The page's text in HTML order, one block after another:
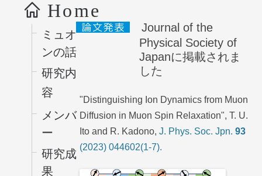
Journal of the
Physical Society of
Japanに掲載されま
した
"Distinguishing Ion Dynamics from Muon
Diffusion in Muon Spin Relaxation", T. U.
Ito and R. Kadono, J. Phys. Soc. Jpn. 93
(2023) 044602(1-7).
Home
ミュオ
ンの話
研究内
容
メンバ
ー
研究成
果